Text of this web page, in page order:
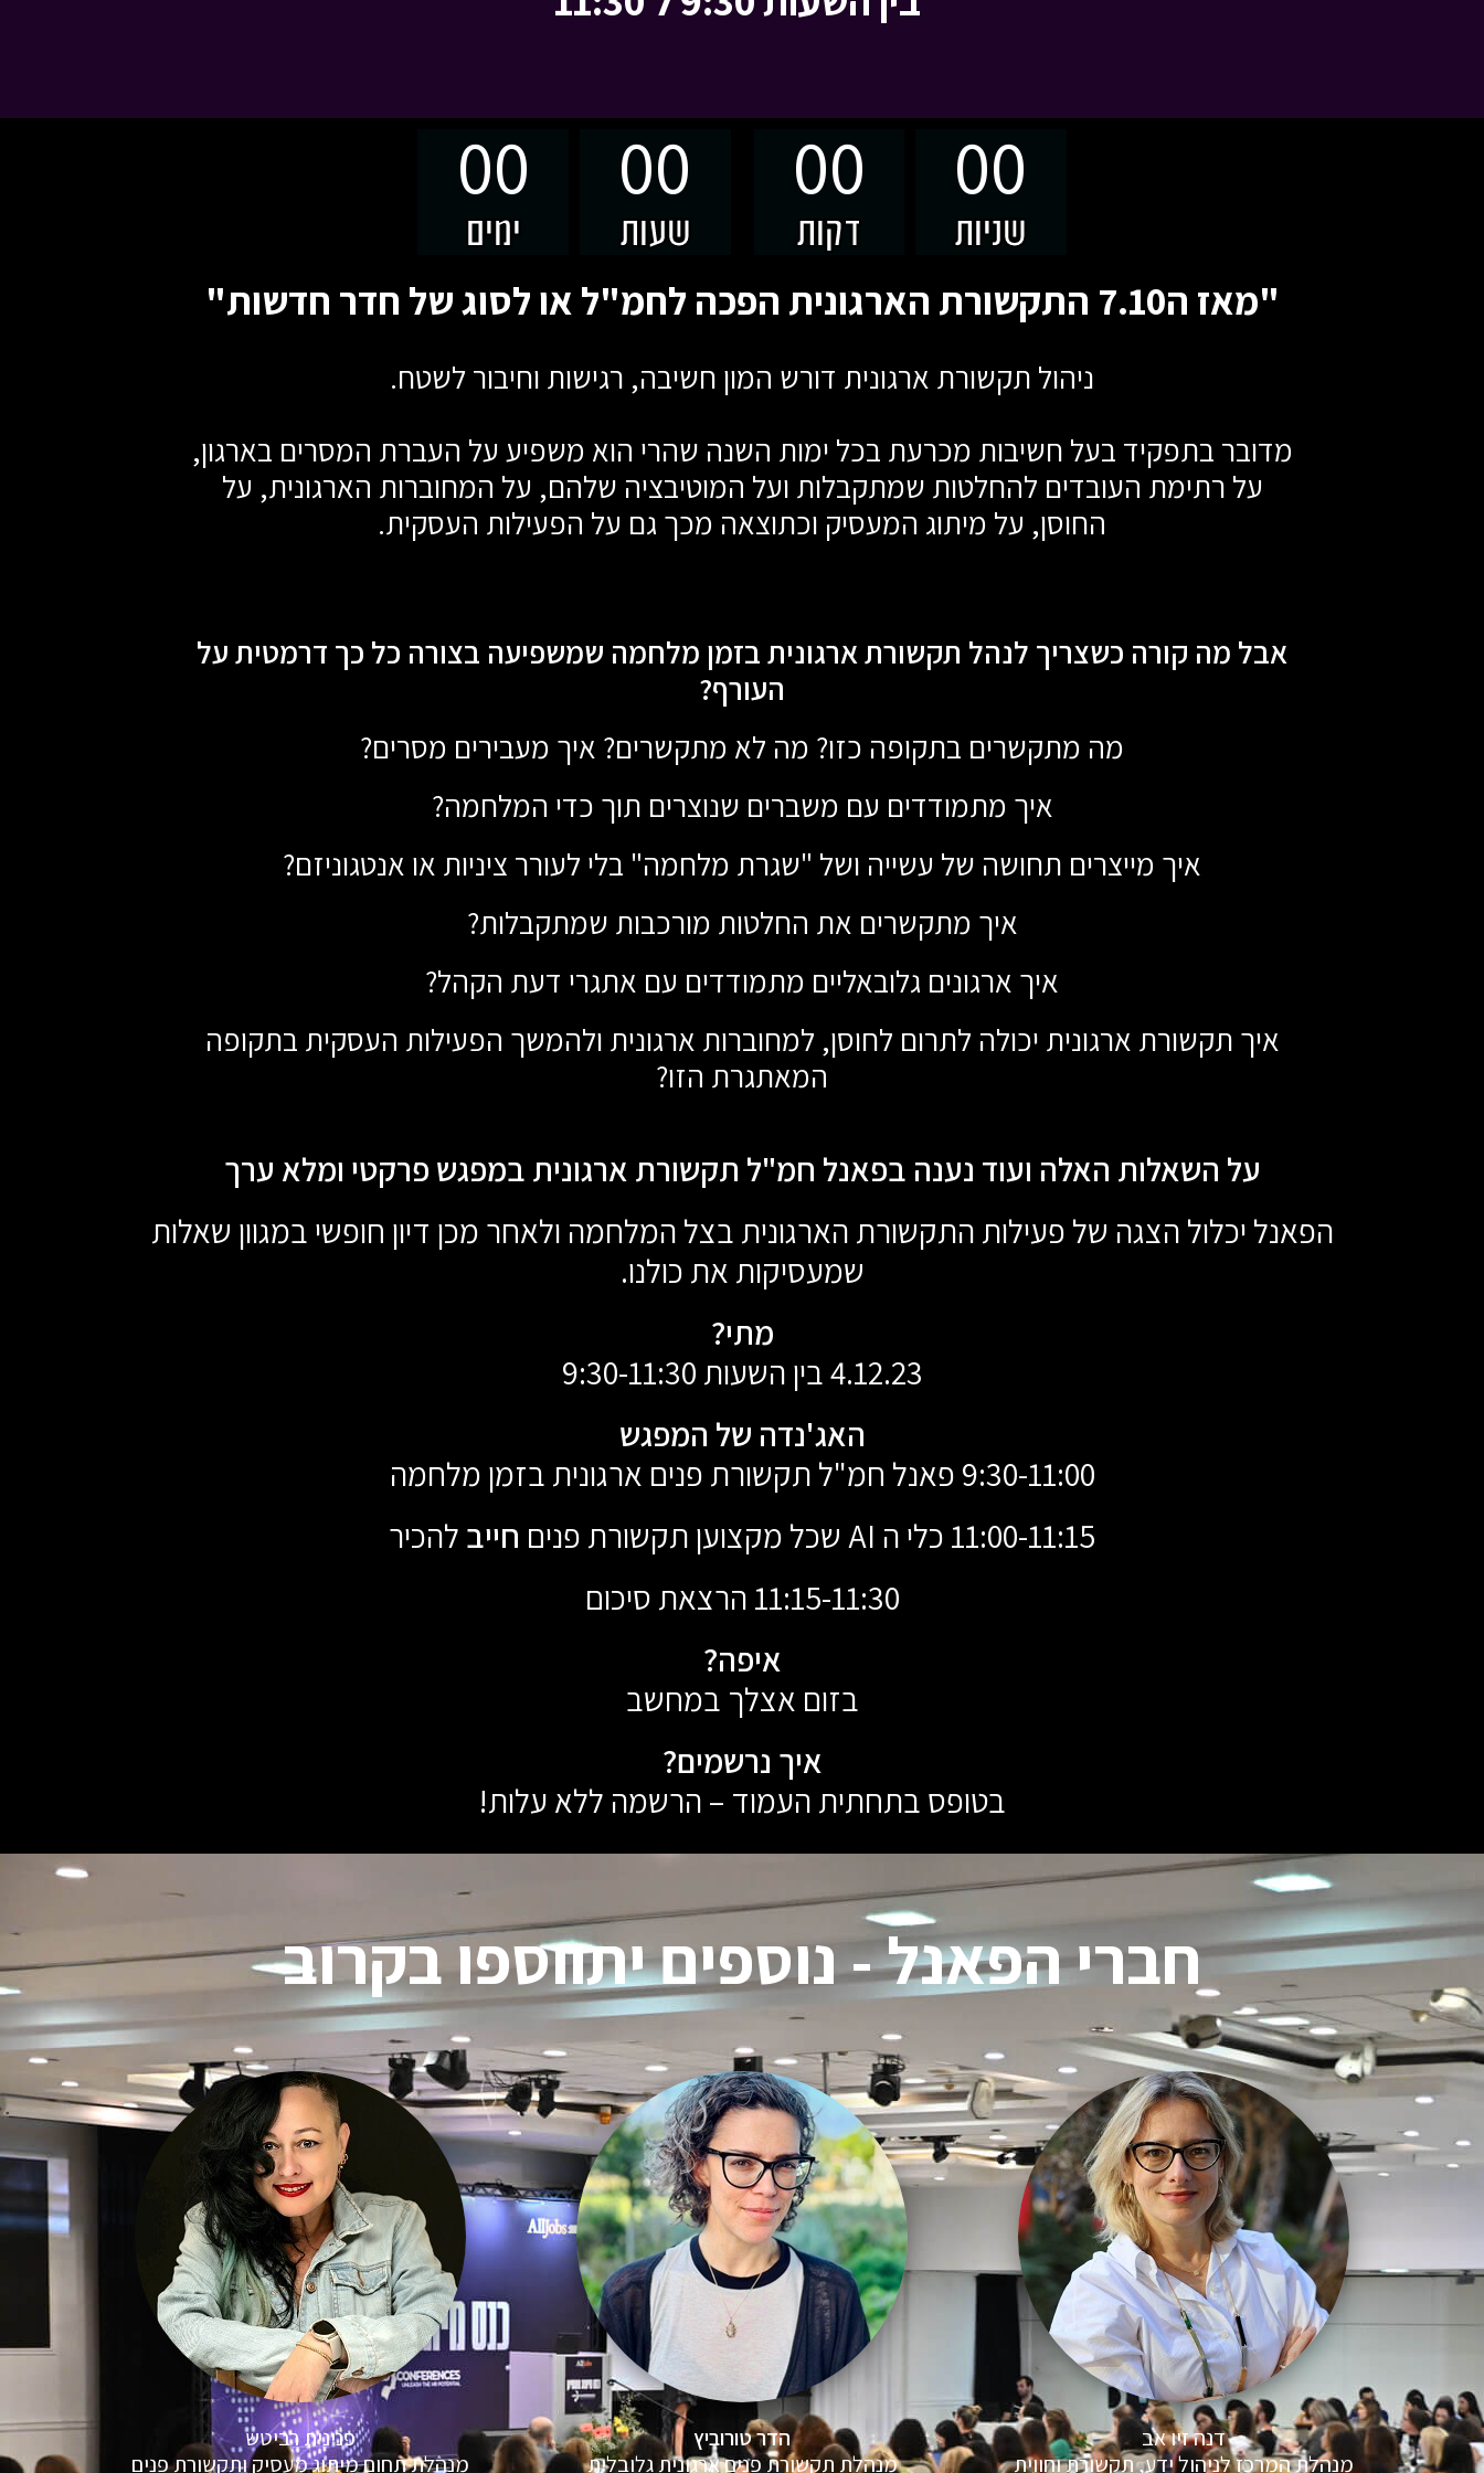
00
ימים
00
שעות
00
דקות
00
שניות
"מאז ה7.10 התקשורת הארגונית הפכה לחמ"ל או לסוג של חדר חדשות"
ניהול תקשורת ארגונית דורש המון חשיבה, רגישות וחיבור לשטח.
מדובר בתפקיד בעל חשיבות מכרעת בכל ימות השנה שהרי הוא משפיע על העברת המסרים בארגון,
על רתימת העובדים להחלטות שמתקבלות ועל המוטיבציה שלהם, על המחוברות הארגונית, על
החוסן, על מיתוג המעסיק וכתוצאה מכך גם על הפעילות העסקית.
אבל מה קורה כשצריך לנהל תקשורת ארגונית בזמן מלחמה שמשפיעה בצורה כל כך דרמטית על
העורף?
מה מתקשרים בתקופה כזו? מה לא מתקשרים? איך מעבירים מסרים?
איך מתמודדים עם משברים שנוצרים תוך כדי המלחמה?
איך מייצרים תחושה של עשייה ושל "שגרת מלחמה" בלי לעורר ציניות או אנטגוניזם?
איך מתקשרים את החלטות מורכבות שמתקבלות?
איך ארגונים גלובאליים מתמודדים עם אתגרי דעת הקהל?
איך תקשורת ארגונית יכולה לתרום לחוסן, למחוברות ארגונית ולהמשך הפעילות העסקית בתקופה
המאתגרת הזו?
על השאלות האלה ועוד נענה בפאנל חמ"ל תקשורת ארגונית במפגש פרקטי ומלא ערך
הפאנל יכלול הצגה של פעילות התקשורת הארגונית בצל המלחמה ולאחר מכן דיון חופשי במגוון שאלות
שמעסיקות את כולנו.
מתי?
4.12.23 בין השעות 9:30-11:30
האג'נדה של המפגש
9:30-11:00 פאנל חמ"ל תקשורת פנים ארגונית בזמן מלחמה
11:00-11:15 כלי ה AI שכל מקצוען תקשורת פנים
חייב להכיר
11:15-11:30 הרצאת סיכום
איפה?
בזום אצלך במחשב
איך נרשמים?
בטופס בתחתית העמוד – הרשמה ללא עלות!
חברי הפאנל - נוספים יתווספו בקרוב
דנה זיו אב
מנהלת המרכז לניהול ידע, תקשורת וחווית
הדר טורוביץ
מנהלת תקשורת פנים ארגונית גלובלית
פנינית רביטש
מנהלת תחום מיתוג מעסיק ותקשורת פנים